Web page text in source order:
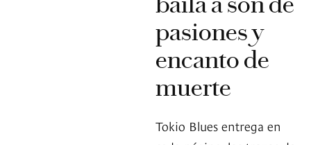
pasiones y
encanto de
muerte
Tokio Blues entrega en